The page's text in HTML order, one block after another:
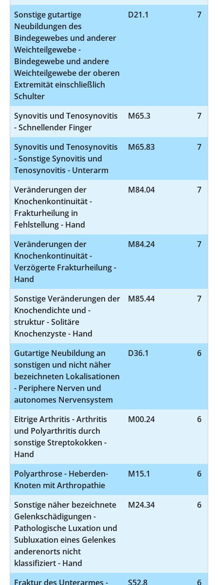
Sonstige gutartige
Neubildungen des
Bindegewebes und anderer
Weichteilgewebe -
Bindegewebe und andere
Weichteilgewebe der oberen
Extremität einschließlich
Schulter
D21.1 7
Synovitis und Tenosynovitis
- Schnellender Finger
M65.3 7
Synovitis und Tenosynovitis
- Sonstige Synovitis und
Tenosynovitis - Unterarm
M65.83 7
Veränderungen der
Knochenkontinuität -
Frakturheilung in
Fehlstellung - Hand
M84.04 7
Veränderungen der
Knochenkontinuität -
Verzögerte Frakturheilung -
Hand
M84.24 7
Sonstige Veränderungen der
Knochendichte und -
struktur - Solitäre
Knochenzyste - Hand
M85.44 7
Gutartige Neubildung an
sonstigen und nicht näher
bezeichneten Lokalisationen
- Periphere Nerven und
autonomes Nervensystem
D36.1 6
Eitrige Arthritis - Arthritis
und Polyarthritis durch
sonstige Streptokokken -
Hand
M00.24 6
Polyarthrose - Heberden-
Knoten mit Arthropathie
M15.1 6
Sonstige näher bezeichnete
Gelenkschädigungen -
Pathologische Luxation und
Subluxation eines Gelenkes
anderenorts nicht
klassifiziert - Hand
M24.34 6
Fraktur des Unterarmes -
S52.8 6